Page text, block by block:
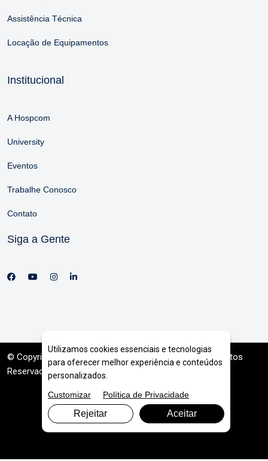
Assistência Técnica
Locação de Equipamentos
Institucional
A Hospcom
University
Eventos
Trabalhe Conosco
Contato
Siga a Gente
© Copyright 2026. DIVIA Marketing Digital . Todos os Direitos
Reservados
Utilizamos cookies essenciais e tecnologias
para oferecer melhor experiência e conteúdos
personalizados.
Customizar
Política de Privacidade
Rejeitar Aceitar